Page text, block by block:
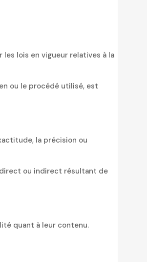
les lois en vigueur relatives à la
ou le procédé utilisé, est
la précision ou
direct ou indirect résultant de
quant à leur contenu.